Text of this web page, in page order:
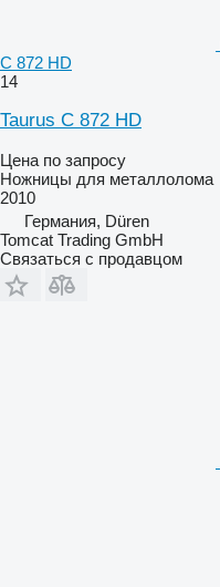
C 872 HD
14
Taurus C 872 HD
Цена по запросу
Ножницы для металлолома
2010
Германия, Düren
Tomcat Trading GmbH
Связаться с продавцом